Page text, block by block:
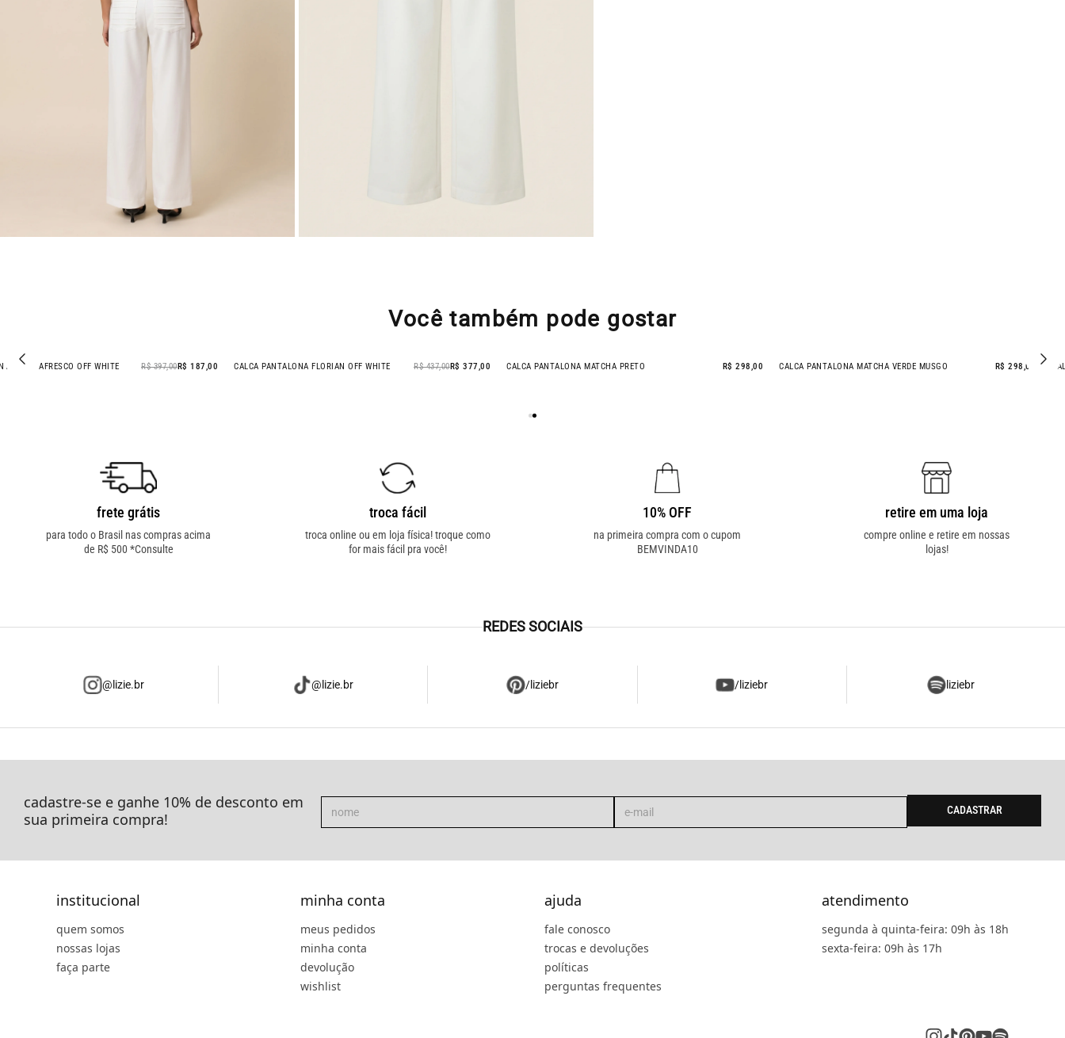
Você também pode gostar
- 53% OFF
CALCA PANTALONA AFRESCO OFF WHITE R$ 397,00R$ 187,00 - 14% OFF
CALCA PANTALONA FLORIAN OFF WHITE R$ 437,00R$ 377,00 CALCA PANTALONA MATCHA PRETO R$ 298,00 CALCA PANTALONA MATCHA VERDE MUSGO R$
frete grátis
para todo o Brasil nas compras acima
de R$ 500 *Consulte
troca fácil
troca online ou em loja física! troque como
for mais fácil pra você!
10% OFF
na primeira compra com o cupom
BEMVINDA10
retire em uma loja
compre online e retire em nossas
lojas!
REDES SOCIAIS
@lizie.br @lizie.br /liziebr /liziebr liziebr
cadastre-se e ganhe 10% de desconto em
sua primeira compra!
CADASTRAR
institucional
quem somos
nossas lojas
faça parte
minha conta
meus pedidos
minha conta
devolução
wishlist
ajuda
fale conosco
trocas e devoluções
políticas
perguntas frequentes
atendimento
segunda à quinta-feira: 09h às 18h
sexta-feira: 09h às 17h